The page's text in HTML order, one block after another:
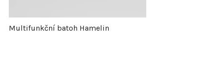
Multifunkční batoh Hamelin